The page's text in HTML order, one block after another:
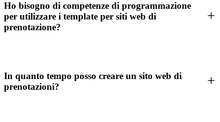
Ho bisogno di competenze di programmazione
per utilizzare i template per siti web di
prenotazione?
In quanto tempo posso creare un sito web di
prenotazioni?